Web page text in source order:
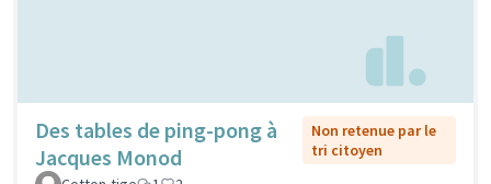
Des tables de ping-pong à
Jacques Monod
Non retenue par le
tri citoyen